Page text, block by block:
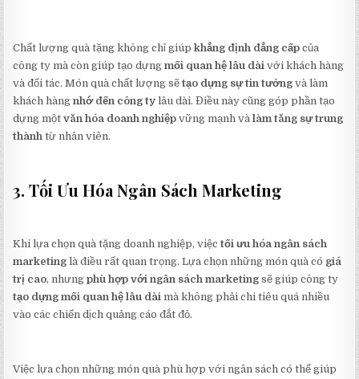
Chất lượng quà tặng không chỉ giúpkhẳng định đẳng cấp của
công ty mà còn giúp tạo dựngmối quan hệ lâu dài với khách hàng
và đối tác. Món quà chất lượng sẽtạo dựng sự tin tưởng và làm
khách hàngnhớ đến công ty lâu dài. Điều này cũng góp phần tạo
dựng mộtvăn hóa doanh nghiệp vững mạnh vàlàm tăng sự trung
thành từ nhân viên.
3. Tối Ưu Hóa Ngân Sách Marketing
Khi lựa chọn quà tặng doanh nghiệp, việctối ưu hóa ngân sách
marketing là điều rất quan trọng. Lựa chọn những món quà có giá
trị cao, nhưngphù hợp với ngân sách marketing sẽ giúp công ty
tạo dựng mối quan hệ lâu dài mà không phải chi tiêu quá nhiều
vào các chiến dịch quảng cáo đắt đỏ.
Việc lựa chọn những món quà phù hợp với ngân sách có thể giúp